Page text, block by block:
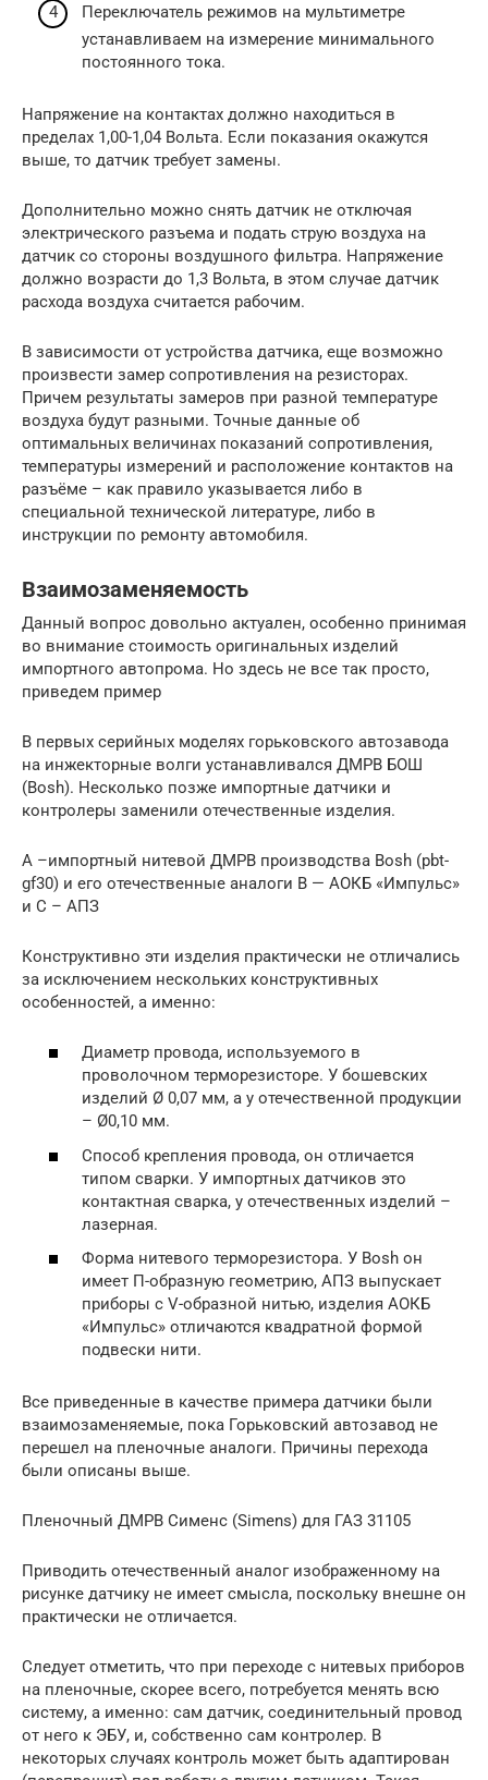
Переключатель режимов на мультиметре
устанавливаем на измерение минимального
постоянного тока.
Напряжение на контактах должно находиться в
пределах 1,00-1,04 Вольта. Если показания окажутся
выше, то датчик требует замены.
Дополнительно можно снять датчик не отключая
электрического разъема и подать струю воздуха на
датчик со стороны воздушного фильтра. Напряжение
должно возрасти до 1,3 Вольта, в этом случае датчик
расхода воздуха считается рабочим.
В зависимости от устройства датчика, еще возможно
произвести замер сопротивления на резисторах.
Причем результаты замеров при разной температуре
воздуха будут разными. Точные данные об
оптимальных величинах показаний сопротивления,
температуры измерений и расположение контактов на
разъёме – как правило указывается либо в
специальной технической литературе, либо в
инструкции по ремонту автомобиля.
Взаимозаменяемость
Данный вопрос довольно актуален, особенно принимая
во внимание стоимость оригинальных изделий
импортного автопрома. Но здесь не все так просто,
приведем пример
В первых серийных моделях горьковского автозавода
на инжекторные волги устанавливался ДМРВ БОШ
(Bosh). Несколько позже импортные датчики и
контролеры заменили отечественные изделия.
А –импортный нитевой ДМРВ производства Bosh (pbt-
gf30) и его отечественные аналоги В — АОКБ «Импульс»
и С – АПЗ
Конструктивно эти изделия практически не отличались
за исключением нескольких конструктивных
особенностей, а именно:
Диаметр провода, используемого в
проволочном терморезисторе. У бошевских
изделий Ø 0,07 мм, а у отечественной продукции
– Ø0,10 мм.
Способ крепления провода, он отличается
типом сварки. У импортных датчиков это
контактная сварка, у отечественных изделий –
лазерная.
Форма нитевого терморезистора. У Bosh он
имеет П-образную геометрию, АПЗ выпускает
приборы с V-образной нитью, изделия АОКБ
«Импульс» отличаются квадратной формой
подвески нити.
Все приведенные в качестве примера датчики были
взаимозаменяемые, пока Горьковский автозавод не
перешел на пленочные аналоги. Причины перехода
были описаны выше.
Пленочный ДМРВ Сименс (Simens) для ГАЗ 31105
Приводить отечественный аналог изображенному на
рисунке датчику не имеет смысла, поскольку внешне он
практически не отличается.
Следует отметить, что при переходе с нитевых приборов
на пленочные, скорее всего, потребуется менять всю
систему, а именно: сам датчик, соединительный провод
от него к ЭБУ, и, собственно сам контролер. В
некоторых случаях контроль может быть адаптирован